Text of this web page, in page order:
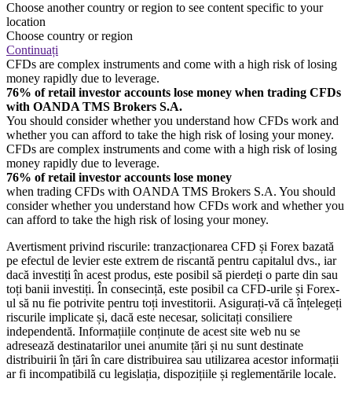
Choose another country or region to see content specific to your
location
Choose country or region
Continuați
CFDs are complex instruments and come with a high risk of losing
money rapidly due to leverage.
76% of retail investor accounts lose money when trading CFDs
with OANDA TMS Brokers S.A.
You should consider whether you understand how CFDs work and
whether you can afford to take the high risk of losing your money.
CFDs are complex instruments and come with a high risk of losing
money rapidly due to leverage.
76% of retail investor accounts lose money
when trading CFDs with OANDA TMS Brokers S.A. You should
consider whether you understand how CFDs work and whether you
can afford to take the high risk of losing your money.
Avertisment privind riscurile: tranzacționarea CFD și Forex bazată
pe efectul de levier este extrem de riscantă pentru capitalul dvs., iar
dacă investiți în acest produs, este posibil să pierdeți o parte din sau
toți banii investiți. În consecință, este posibil ca CFD-urile și Forex-
ul să nu fie potrivite pentru toți investitorii. Asigurați-vă că înțelegeți
riscurile implicate și, dacă este necesar, solicitați consiliere
independentă. Informațiile conținute de acest site web nu se
adresează destinatarilor unei anumite țări și nu sunt destinate
distribuirii în țări în care distribuirea sau utilizarea acestor informații
ar fi incompatibilă cu legislația, dispozițiile și reglementările locale.